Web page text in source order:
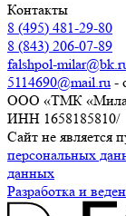
Контакты
8 (495) 481-29-80
8 (843) 206-07-89
falshpol-
5114690@mail.ru -
ООО «ТМК
ИНН 1658185810/
Сайт не является
персональных
данных
Разработка и